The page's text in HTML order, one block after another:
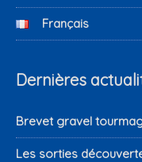
Français
Dernières
Brevet gravel
Les sorties